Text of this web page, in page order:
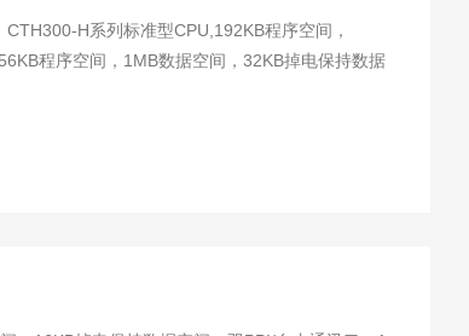
程序空间，1MB数据空间，32KB掉电保持数据